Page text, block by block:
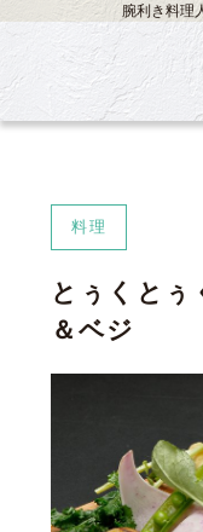
腕利き料理
料理
とぅくと
＆ベジ